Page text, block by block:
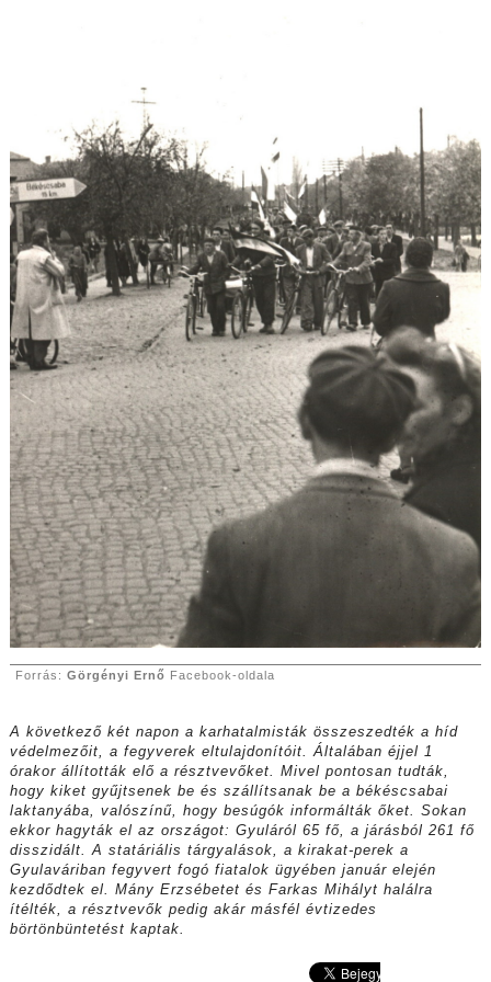
Forrás: Görgényi Ernő Facebook-oldala
A következő két napon a karhatalmisták összeszedték a híd
védelmezőit, a fegyverek eltulajdonítóit. Általában éjjel 1
órakor állították elő a résztvevőket. Mivel pontosan tudták,
hogy kiket gyűjtsenek be és szállítsanak be a békéscsabai
laktanyába, valószínű, hogy besúgók informálták őket. Sokan
ekkor hagyták el az országot: Gyuláról 65 fő, a járásból 261 fő
disszidált. A statáriális tárgyalások, a kirakat-perek a
Gyulaváriban fegyvert fogó fiatalok ügyében január elején
kezdődtek el. Mány Erzsébetet és Farkas Mihályt halálra
ítélték, a résztvevők pedig akár másfél évtizedes
börtönbüntetést kaptak.